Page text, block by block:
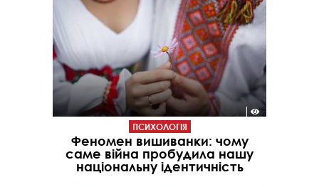
ПСИХОЛОГІЯ
Феномен вишиванки: чому
саме війна пробудила нашу
національну ідентичність